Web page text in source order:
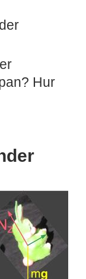
Hur